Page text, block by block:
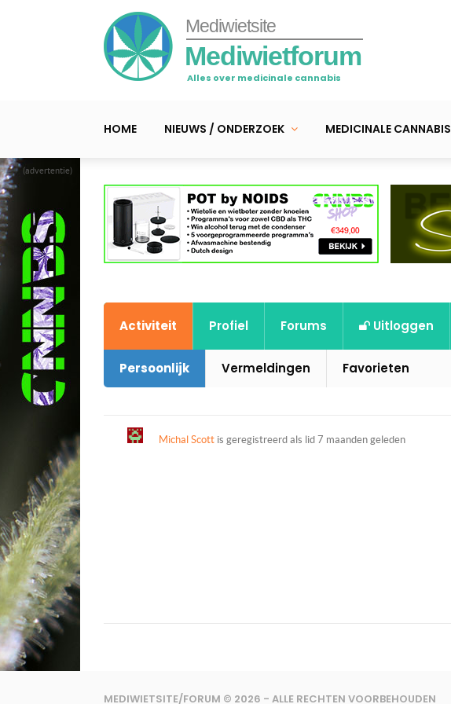
(advertentie)
Mediwietsite
Mediwietforum
Alles over medicinale cannabis
HOME NIEUWS / ONDERZOEK MEDICINALE CANNABIS
Activiteit Profiel Forums Uitloggen
Persoonlijk Vermeldingen Favorieten
Michal Scott is geregistreerd als lid 7 maanden geleden
MEDIWIETSITE/FORUM © 2026 - ALLE RECHTEN VOORBEHOUDEN